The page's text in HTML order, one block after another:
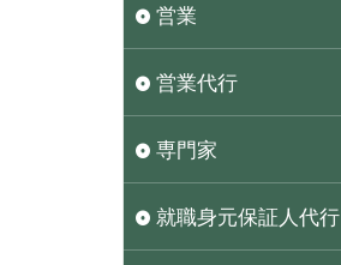
営業
営業代行
専門家
就職身元保証人代行